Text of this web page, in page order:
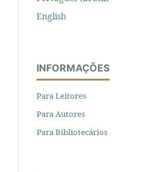
English
INFORMAÇÕES
Para Leitores
Para Autores
Para Bibliotecários